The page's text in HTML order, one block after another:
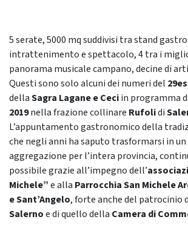
5 serate, 5000 mq suddivisi tra stand
intrattenimento e spettacolo, 4 tra i
panorama musicale campano, decine di
Questi sono solo alcuni dei numeri del
dellaSagra Lagane e Ceciin programma
2019nella frazione collinare Rufolidi
L’appuntamento gastronomico della
che negli anni ha saputo trasformarsi in
aggregazione per l’intera provincia,
possibile grazie all’impegno dell’
Michele”e alla Parrocchia San Michele
e Sant’Angelo, forte anche del patrocinio
Salernoe di quello della Camera di